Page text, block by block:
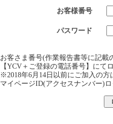
お客様番号
パスワード
お客さま番号(作業報告書等に記載
【YCV＋ご登録の電話番号】にて
※2018年6月14日以前にご加入の
マイページID(アクセスナンバー)